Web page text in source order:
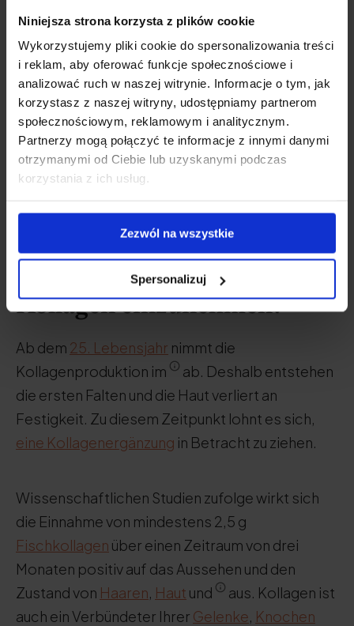
Niniejsza strona korzysta z plików cookie
Wykorzystujemy pliki cookie do spersonalizowania treści
i reklam, aby oferować funkcje społecznościowe i
analizować ruch w naszej witrynie. Informacje o tym, jak
korzystasz z naszej witryny, udostępniamy partnerom
społecznościowym, reklamowym i analitycznym.
Partnerzy mogą połączyć te informacje z innymi danymi
otrzymanymi od Ciebie lub uzyskanymi podczas
korzystania z ich usług.
Zezwól na wszystkie
Spersonalizuj
Bereiten Sie eine leckere
Schüssel mit unserem Kollagen
zu und zeigen Sie sie auf
Instagram. Taggen Sie uns
@natucare_de- wir wollen es
sehen!
Warum ist es wichtig,
Kollagen einzunehmen?
Ab dem 25. Lebensjahr nimmt die
Kollagenproduktion im
ab. Deshalb entstehen
die ersten Falten und die Haut verliert an
Festigkeit. Zu diesem Zeitpunkt lohnt es sich,
eine Kollagenergänzung in Betracht zu ziehen.
Wissenschaftlichen Studien zufolge wirkt sich
die Einnahme von mindestens 2,5 g
Fischkollagen über einen Zeitraum von drei
Monaten positiv auf das Aussehen und den
Zustand von Haaren Haut und
aus. Kollagen ist
auch ein Verbündeter Ihrer Gelenke Knochen